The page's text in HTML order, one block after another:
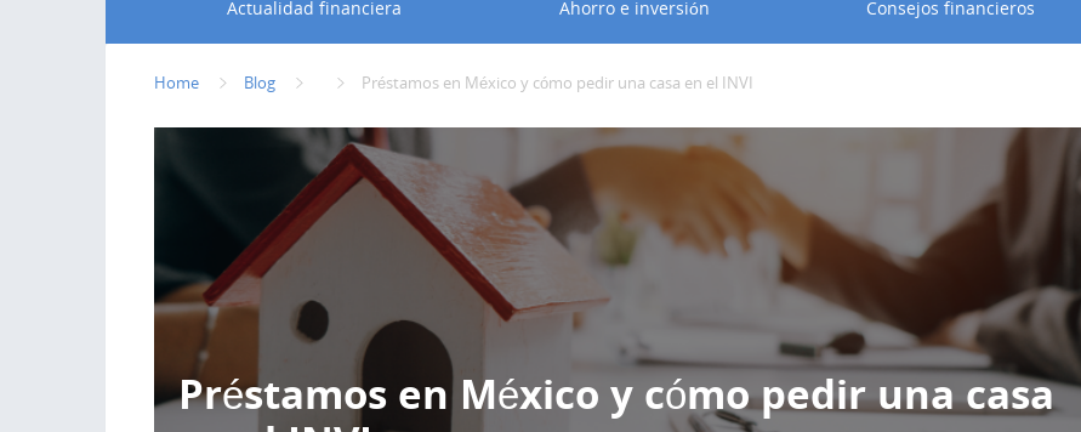
Actualidad financiera Ahorro e inversión Consejos financieros
Home Blog Préstamos en México y cómo pedir una casa en el INVI
Préstamos en México y cómo pedir una casa